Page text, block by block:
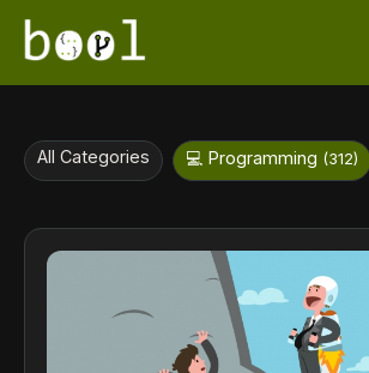
All Categories 💻 Programming (312)